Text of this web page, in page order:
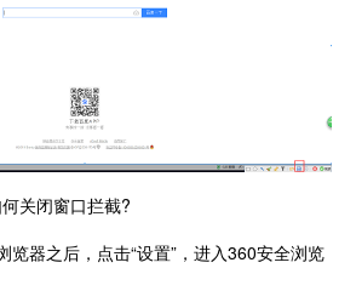
关闭窗口拦截?
览器之后，点击“设置”，进入360安全浏览